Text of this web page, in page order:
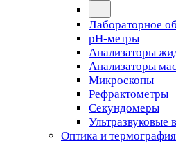
Лабораторное
pH-метры
Анализаторы
Анализаторы
Микроскопы
Рефрактометры
Секундомеры
Ультразвуковые
Оптика и термография